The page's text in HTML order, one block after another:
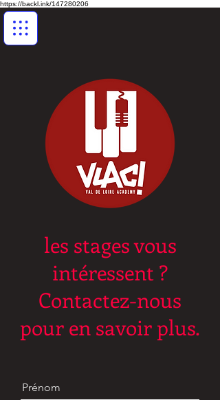
https://backl.ink/147280206
les stages vous
intéressent ?
Contactez-nous
pour en savoir plus.
Prénom